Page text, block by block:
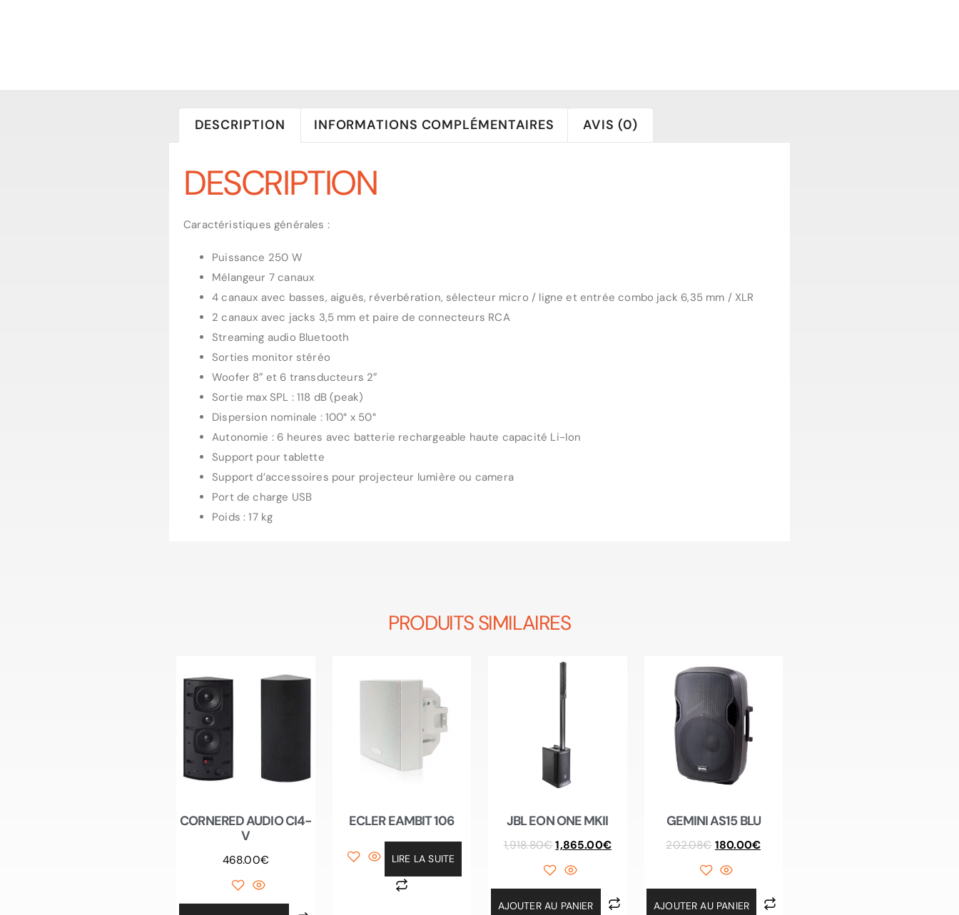
DESCRIPTION INFORMATIONS COMPLÉMENTAIRES AVIS (0)
DESCRIPTION
Caractéristiques générales :
Puissance 250 W
Mélangeur 7 canaux
4 canaux avec basses, aiguës, réverbération, sélecteur micro / ligne et entrée combo jack 6,35 mm / XLR
2 canaux avec jacks 3,5 mm et paire de connecteurs RCA
Streaming audio Bluetooth
Sorties monitor stéréo
Woofer 8″ et 6 transducteurs 2″
Sortie max SPL : 118 dB (peak)
Dispersion nominale : 100° x 50°
Autonomie : 6 heures avec batterie rechargeable haute capacité Li-Ion
Support pour tablette
Support d’accessoires pour projecteur lumière ou camera
Port de charge USB
Poids : 17 kg
PRODUITS SIMILAIRES
CORNERED AUDIO CI4-
V
468.00€
ECLER EAMBIT 106
LIRE LA SUITE
JBL EON ONE MKII
1,918.80€ 1,865.00€
AJOUTER AU PANIER
GEMINI AS15 BLU
202.08€ 180.00€
AJOUTER AU PANIER